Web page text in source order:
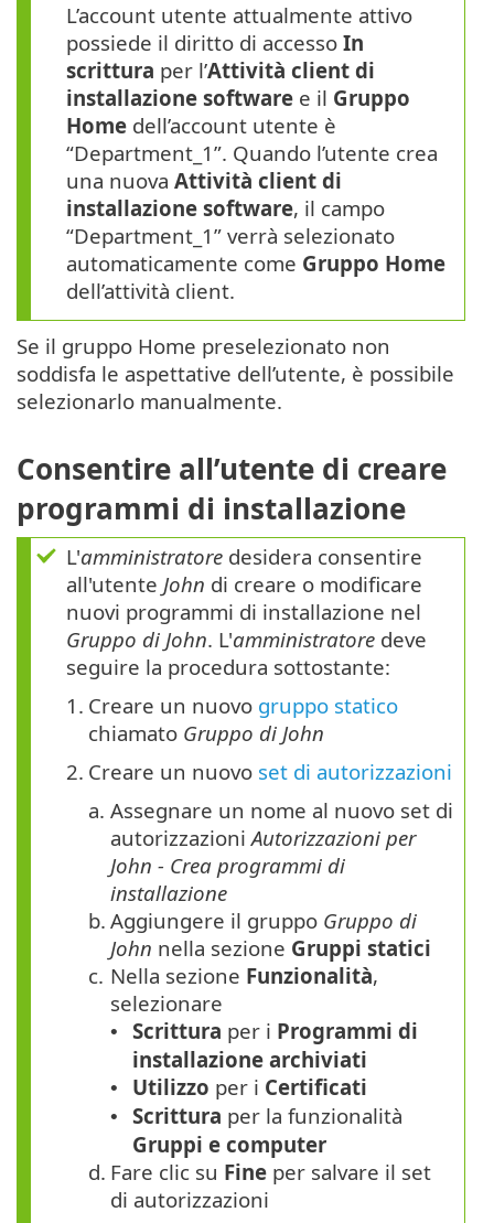
L’account utente attualmente attivo
possiede il diritto di accesso In
scrittura per l’Attività client di
installazione software e il Gruppo
Home dell’account utente è
“Department_1”. Quando l’utente crea
una nuova Attività client di
installazione software, il campo
“Department_1” verrà selezionato
automaticamente come Gruppo Home
dell’attività client.
Se il gruppo Home preselezionato non
soddisfa le aspettative dell’utente, è possibile
selezionarlo manualmente.
Consentire all’utente di creare
programmi di installazione
L'amministratore desidera consentire
all'utente John di creare o modificare
nuovi programmi di installazione nel
Gruppo di John. L'amministratore deve
seguire la procedura sottostante:
1. Creare un nuovo gruppo statico
chiamato Gruppo di John
2. Creare un nuovo set di autorizzazioni
a. Assegnare un nome al nuovo set di
autorizzazioniAutorizzazioni per
John - Crea programmi di
installazione
b. Aggiungere il gruppo Gruppo di
John nella sezione Gruppi statici
c. Nella sezione Funzionalità,
selezionare
• Scrittura per i Programmi di
installazione archiviati
• Utilizzo per i Certificati
• Scrittura per la funzionalità
Gruppi e computer
d. Fare clic su Fine per salvare il set
di autorizzazioni